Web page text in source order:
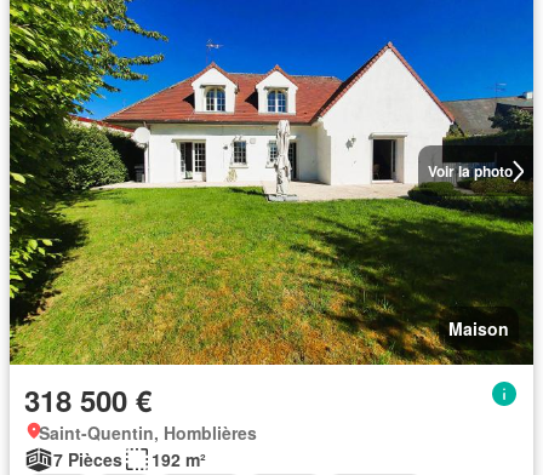
Voir la photo
Maison
318 500 €
Saint-Quentin, Homblières
7 Pièces
192 m²